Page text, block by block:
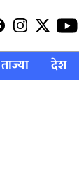
ताज्या देश